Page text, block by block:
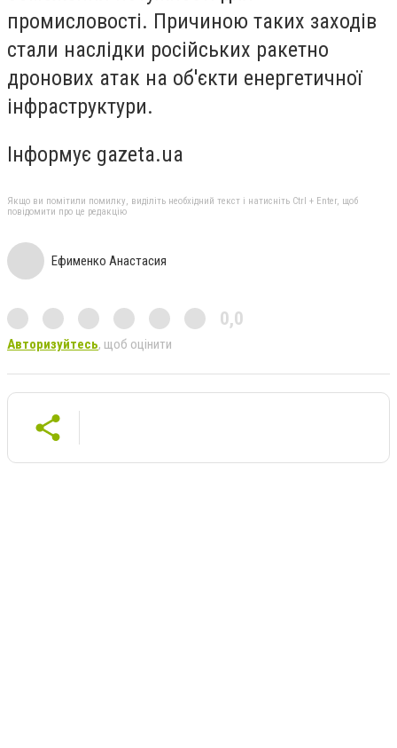
промисловості. Причиною таких заходів
стали наслідки російських ракетно
дронових атак на об'єкти енергетичної
інфраструктури.
Інформує gazeta.ua
Якщо ви помітили помилку, виділіть необхідний текст і натисніть Ctrl + Enter, щоб
повідомити про це редакцію
Ефименко Анастасия
0,0
Авторизуйтесь, щоб оцінити